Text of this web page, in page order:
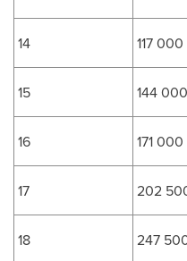
14 117 000
15 144 000
16 171 000
17 202
18 247